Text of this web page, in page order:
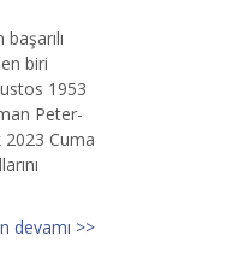
biri
1953
Peter-
2023 Cuma
devamı >>